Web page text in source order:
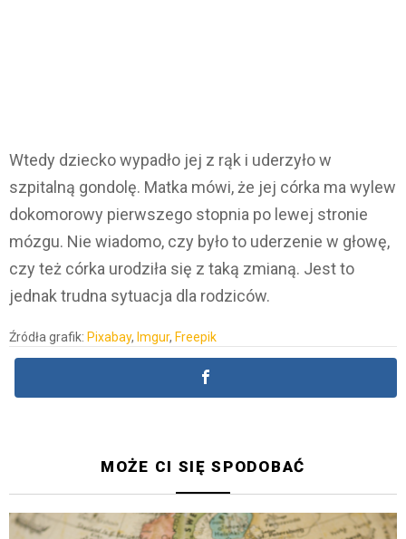
Wtedy dziecko wypadło jej z rąk i uderzyło w
szpitalną gondolę. Matka mówi, że jej córka ma wylew
dokomorowy pierwszego stopnia po lewej stronie
mózgu. Nie wiadomo, czy było to uderzenie w głowę,
czy też córka urodziła się z taką zmianą. Jest to
jednak trudna sytuacja dla rodziców.
Źródła grafik: Pixabay, Imgur, Freepik
MOŻE CI SIĘ SPODOBAĆ